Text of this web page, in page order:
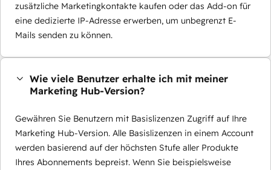
zusätzliche Marketingkontakte kaufen oder das Add-on für
eine dedizierte IP-Adresse erwerben, um unbegrenzt E-
Mails senden zu können.
Wie viele Benutzer erhalte ich mit meiner
Marketing Hub-Version?
Gewähren Sie Benutzern mit Basislizenzen Zugriff auf Ihre
Marketing Hub-Version. Alle Basislizenzen in einem Account
werden basierend auf der höchsten Stufe aller Produkte
Ihres Abonnements bepreist. Wenn Sie beispielsweise